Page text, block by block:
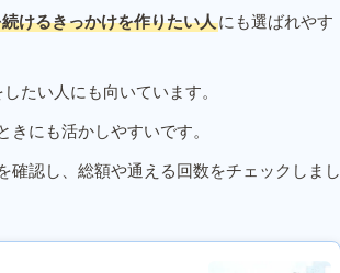
けるきっかけを作りたい人にも選ばれやす
たい人にも向いています。
にも活かしやすいです。
認し、総額や通える回数をチェックしまし